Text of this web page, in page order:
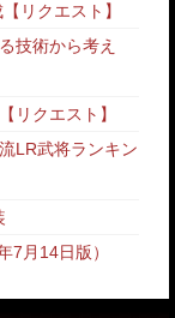
リクエスト】
技術から考え
リクエスト】
LR武将ランキン
7月14日版）